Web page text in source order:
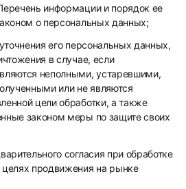
информации и порядок ее
о персональных данных;
его персональных данных,
в случае, если
неполными, устаревшими,
или не являются
цели обработки, а также
законом меры по защите своих
согласия при обработке
продвижения на рынке